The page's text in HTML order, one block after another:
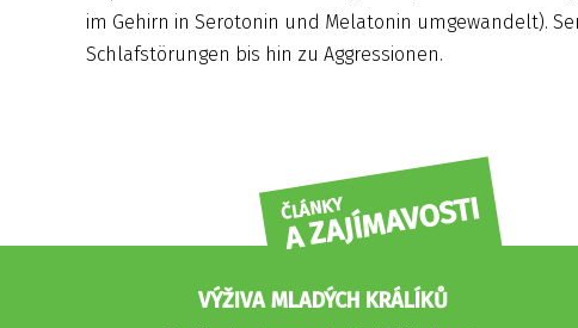
im Gehirn in Serotonin und Melatonin umgewandelt).
Schlafstörungen bis hin zu Aggressionen.
ČLÁNKY
A ZAJÍMAVOSTI
VÝŽIVA MLADÝCH KRÁLÍKŮ